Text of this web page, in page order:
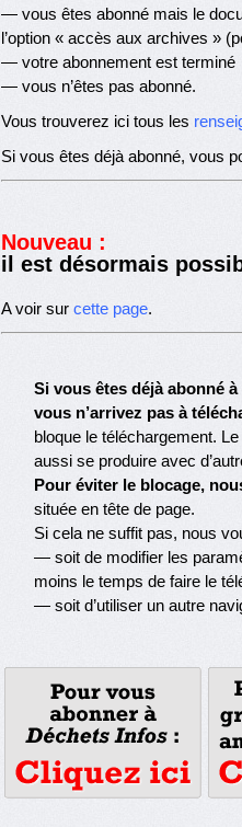
— vous êtes abonné mais le
l’option « accès aux archives »
— votre abonnement est terminé
— vous n’êtes pas abonné.
Vous trouverez ici tous les
Si vous êtes déjà abonné, vous
Nouveau :
il est désormais
A voir sur cette page.
Si vous êtes déjà abonné
vous n’arrivez pas à
bloque le téléchargement.
aussi se produire avec
Pour éviter le blocage,
située en tête de page.
Si cela ne suffit pas, nous
— soit de modifier les
moins le temps de faire le
— soit d’utiliser un autre